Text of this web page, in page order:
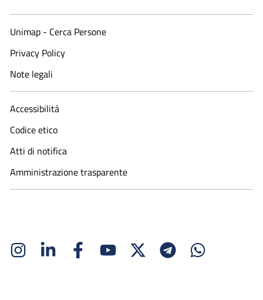
Unimap - Cerca Persone
Privacy Policy
Note legali
Accessibilità
Codice etico
Atti di notifica
Amministrazione trasparente